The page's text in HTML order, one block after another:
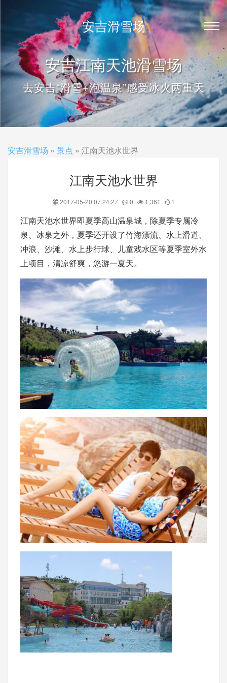
安吉滑雪场
安吉江南天池滑雪场
去安吉“滑雪+泡温泉”感受冰火两重天
安吉滑雪场 » 景点 » 江南天池水世界
江南天池水世界
2017-05-20 07:24:27 0 1,361 1
江南天池水世界即夏季高山温泉城，除夏季专属冷
泉、冰泉之外，夏季还开设了竹海漂流、水上滑道、
冲浪、沙滩、水上步行球、儿童戏水区等夏季室外水
上项目，清凉舒爽，悠游一夏天。